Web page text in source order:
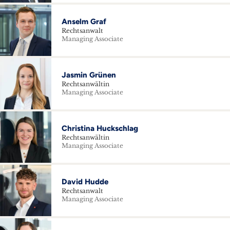
Anselm Graf
Rechtsanwalt
Managing Associate
Jasmin Grünen
Rechtsanwältin
Managing Associate
Christina Huckschlag
Rechtsanwältin
Managing Associate
David Hudde
Rechtsanwalt
Managing Associate